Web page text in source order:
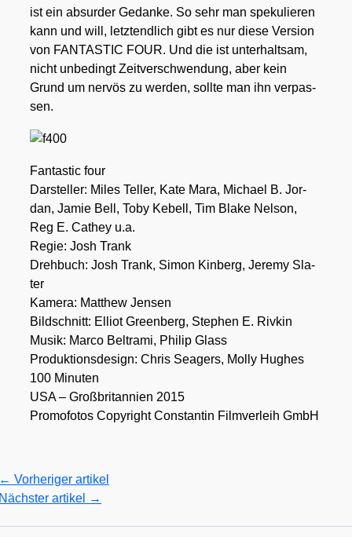
ist ein absur­der Gedan­ke. So sehr man spe­ku­lie­ren
kann und will, letzt­end­lich gibt es nur die­se Ver­si­on
von FANTASTIC FOUR. Und die ist unter­halt­sam,
nicht unbe­dingt Zeit­ver­schwen­dung, aber kein
Grund um ner­vös zu wer­den, soll­te man ihn ver­pas­
sen.
Fan­ta­stic four
Dar­stel­ler: Miles Tel­ler, Kate Mara, Micha­el B. Jor­
dan, Jamie Bell, Toby Kebell, Tim Bla­ke Nel­son,
Reg E. Cathey u.a.
Regie: Josh Trank
Dreh­buch: Josh Trank, Simon Kin­berg, Jere­my Sla­
ter
Kame­ra: Matthew Jen­sen
Bild­schnitt: Elli­ot Green­berg, Ste­phen E. Riv­kin
Musik: Mar­co Bel­t­ra­mi, Phil­ip Glass
Pro­duk­ti­ons­de­sign: Chris Seagers, Mol­ly Hug­hes
100 Minu­ten
USA – Groß­bri­tan­ni­en 2015
Pro­mo­fo­tos Copy­right Con­stan­tin Film­ver­leih GmbH
Vorheriger artikel
artikel
→